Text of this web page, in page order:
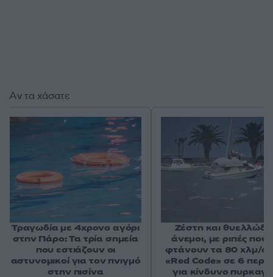
Αν τα χάσατε
Τραγωδία με 4χρονο αγόρι
στην Πάρο: Τα τρία σημεία
που εστιάζουν οι
αστυνομικοί για τον πνιγμό
στην πισίνα
Ζέστη και
άνεμοι, με ριπές που
φτάνουν τα 80 χλμ/
«Red Code» σε 6
για κίνδυνο